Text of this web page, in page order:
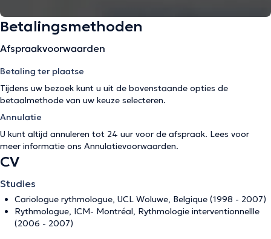
Betalingsmethoden
Afspraakvoorwaarden
Betaling ter plaatse
Tijdens uw bezoek kunt u uit de bovenstaande opties de
betaalmethode van uw keuze selecteren.
Annulatie
U kunt altijd annuleren tot 24 uur voor de afspraak. Lees voor
meer informatie ons Annulatievoorwaarden.
CV
Studies
Cariologue rythmologue, UCL Woluwe, Belgique (1998 - 2007)
Rythmologue, ICM- Montréal, Rythmologie interventionnellle
(2006 - 2007)